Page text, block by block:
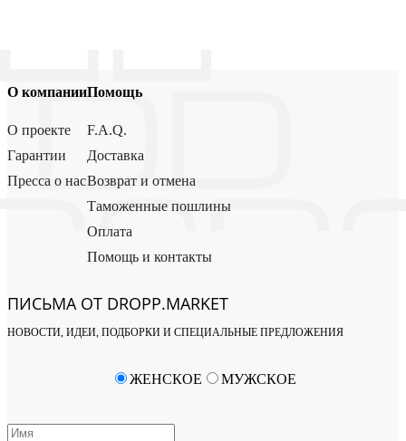
О компании
О проекте
Гарантии
Пресса о нас
Помощь
F.A.Q.
Доставка
Возврат и отмена
Таможенные пошлины
Оплата
Помощь и контакты
ПИСЬМА ОТ DROPP.MARKET
НОВОСТИ, ИДЕИ, ПОДБОРКИ И СПЕЦИАЛЬНЫЕ ПРЕДЛОЖЕНИЯ
ЖЕНСКОЕ МУЖСКОЕ